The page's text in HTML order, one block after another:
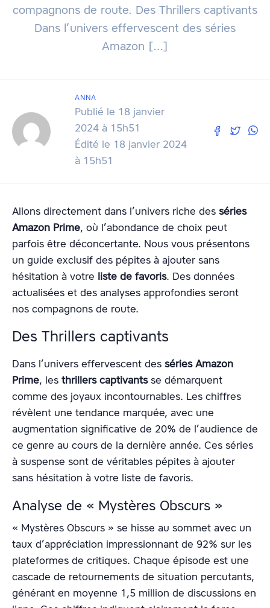
compagnons de route. Des Thrillers captivants
Dans l’univers effervescent des séries
Amazon […]
ANNA
Publié le 18 janvier
2024 à 15h51
Édité le 18 janvier 2024
à 15h51
Allons directement dans l’univers riche des séries
Amazon Prime, où l’abondance de choix peut
parfois être déconcertante. Nous vous présentons
un guide exclusif des pépites à ajouter sans
hésitation à votre liste de favoris. Des données
actualisées et des analyses approfondies seront
nos compagnons de route.
Des Thrillers captivants
Dans l’univers effervescent des séries Amazon
Prime, les thrillers captivantsse démarquent
comme des joyaux incontournables. Les chiffres
révèlent une tendance marquée, avec une
augmentation significative de 20% de l’audience de
ce genre au cours de la dernière année. Ces séries
à suspense sont de véritables pépites à ajouter
sans hésitation à votre liste de favoris.
Analyse de « Mystères Obscurs »
« Mystères Obscurs » se hisse au sommet avec un
taux d’appréciation impressionnant de 92% sur les
plateformes de critiques. Chaque épisode est une
cascade de retournements de situation percutants,
générant en moyenne 1,5 million de discussions en